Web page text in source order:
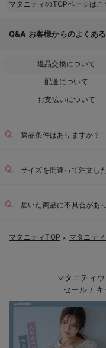
マタニティのTOPページはこ
Q&A お客様からのよくあ
返品交換について
配送について
お支払いについて
返品条件はありますか？
サイズを間違って注文し
届いた商品に不具合があ
マタニティTOP ＞ マタニテ
マタニティ
セール /